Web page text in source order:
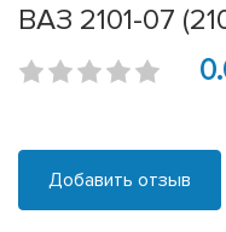
ВАЗ 2101-07
Добавить отзыв